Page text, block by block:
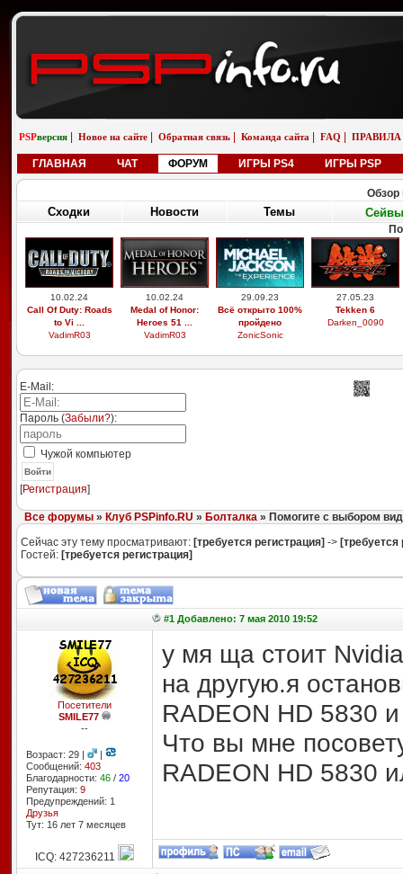
PSPверсия Новое на сайте Обратная связь Команда сайта FAQ ПРАВИЛА
ГЛАВНАЯ ЧАТ ФОРУМ ИГРЫ PS4 ИГРЫ PSP
Обзор
Сходки Новости Темы Сейвы
10.02.24
Call Of Duty: Roads
to Vi ...
VadimR03
10.02.24
Medal of Honor:
Heroes 51 ...
VadimR03
29.09.23
Всё открыто 100%
пройдено
ZonicSonic
27.05.23
Tekken 6
Darken_0090
E-Mail:
Пароль (Забыли?):
Чужой компьютер
Войти
[Регистрация]
Все форумы» Клуб PSPinfo.RU » Болталка» Помогите с выбором
Сейчас эту тему просматривают: [требуется регистрация] -> [требуется
Гостей: [требуется регистрация]
#1 Добавлено: 7 мая 2010 19:52
Посетители
SMILE77
--
Возраст: 29 |
|
Сообщений: 403
Благодарности: 46/ 20
Репутация: 9
Предупреждений: 1
Друзья
Тут: 16 лет 7 месяцев
у мя ща стоит
на другую.я
RADEON HD 5830
Что вы мне
RADEON HD 5830
ICQ: 427236211